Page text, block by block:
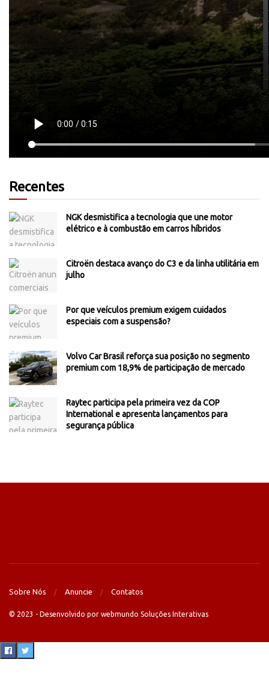
Recentes
NGK desmistifica a tecnologia que une motor
elétrico e à combustão em carros híbridos
Citroën destaca avanço do C3 e da linha utilitária em
julho
Por que veículos premium exigem cuidados
especiais com a suspensão?
Volvo Car Brasil reforça sua posição no segmento
premium com 18,9% de participação de mercado
Raytec participa pela primeira vez da COP
International e apresenta lançamentos para
segurança pública
Sobre Nós Anuncie Contatos
© 2023 - Desenvolvido por webmundo Soluções Interativas